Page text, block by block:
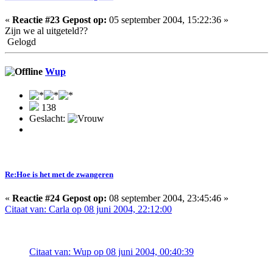
« Reactie #23 Gepost op: 05 september 2004, 15:22:36 »
Zijn we al uitgeteld??
Gelogd
Wup
138
Geslacht:
Re:Hoe is het met de zwangeren
« Reactie #24 Gepost op: 08 september 2004, 23:45:46 »
Citaat van: Carla op 08 juni 2004, 22:12:00
Citaat van: Wup op 08 juni 2004, 00:40:39